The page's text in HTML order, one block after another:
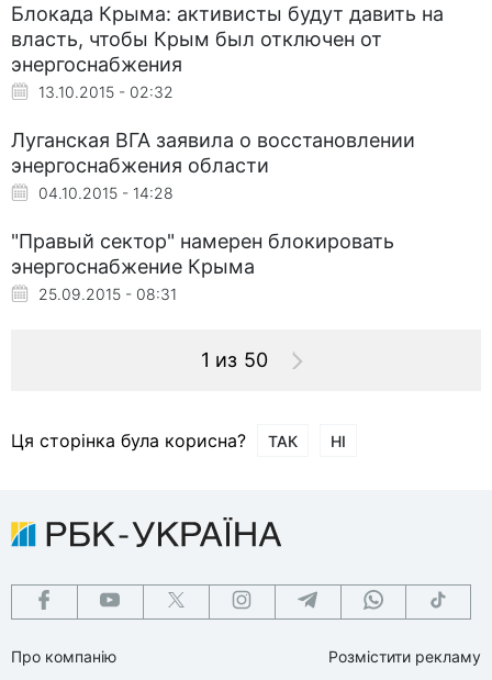
Блокада Крыма: активисты будут давить на
власть, чтобы Крым был отключен от
энергоснабжения
13.10.2015 - 02:32
Луганская ВГА заявила о восстановлении
энергоснабжения области
04.10.2015 - 14:28
"Правый сектор" намерен блокировать
энергоснабжение Крыма
25.09.2015 - 08:31
1 из 50
Ця сторінка була корисна? ТАК НІ
Про компанію
Розмістити рекламу